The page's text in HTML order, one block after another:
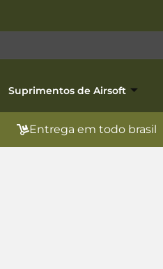
Suprimentos de Airsoft
Entrega em todo brasil